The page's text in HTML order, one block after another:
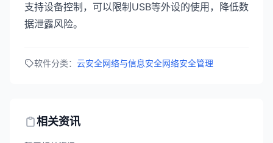
支持设备控制，可以限制USB等外设的使用，降低数
据泄露风险。
软件分类： 云安全网络与信息安全网络安全管理
相关资讯